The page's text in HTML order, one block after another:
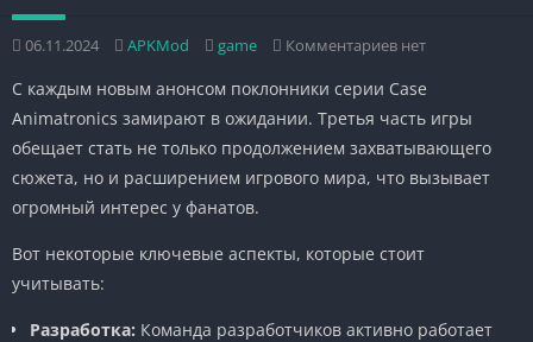
06.11.2024 APKMod game Комментариев нет
С каждым новым анонсом поклонники серии Case
Animatronics замирают в ожидании. Третья часть игры
обещает стать не только продолжением захватывающего
сюжета, но и расширением игрового мира, что вызывает
огромный интерес у фанатов.
Вот некоторые ключевые аспекты, которые стоит
учитывать:
Разработка: Команда разработчиков активно работает